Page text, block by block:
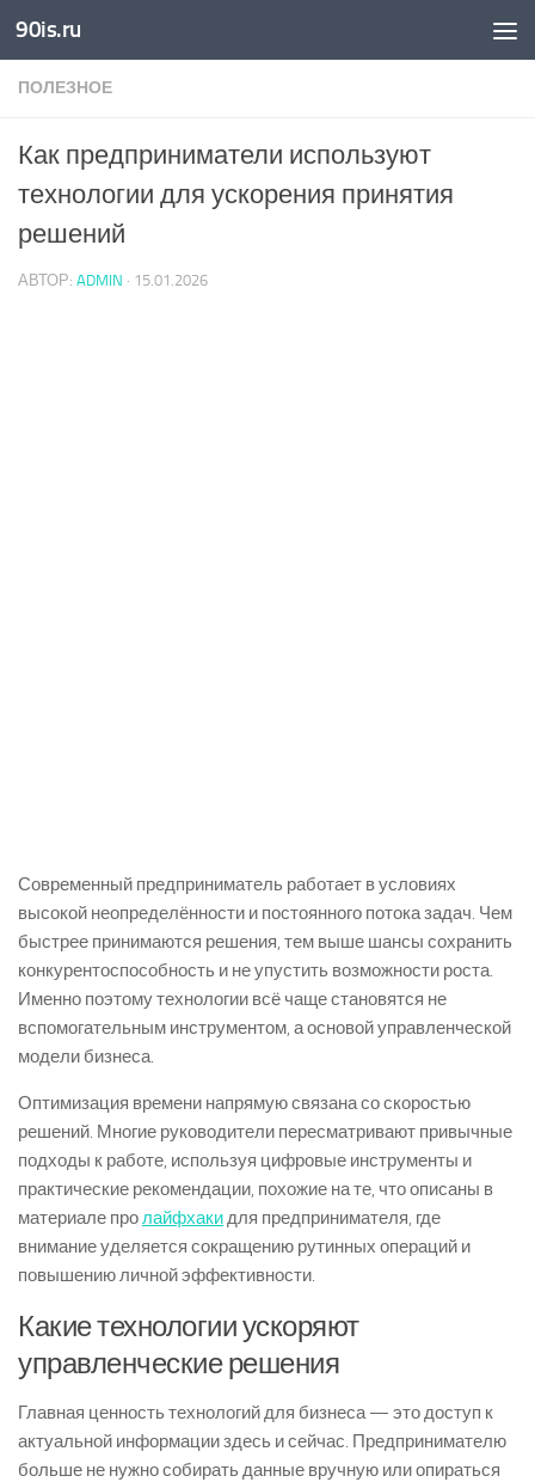
Skip to content
90is.ru
ПОЛЕЗНОЕ
Как предприниматели используют
технологии для ускорения принятия
решений
АВТОР: ADMIN · 15.01.2026
Современный предприниматель работает в условиях
высокой неопределённости и постоянного потока задач. Чем
быстрее принимаются решения, тем выше шансы сохранить
конкурентоспособность и не упустить возможности роста.
Именно поэтому технологии всё чаще становятся не
вспомогательным инструментом, а основой управленческой
модели бизнеса.
Оптимизация времени напрямую связана со скоростью
решений. Многие руководители пересматривают привычные
подходы к работе, используя цифровые инструменты и
практические рекомендации, похожие на те, что описаны в
материале пролайфхакидля предпринимателя, где
внимание уделяется сокращению рутинных операций и
повышению личной эффективности.
Какие технологии ускоряют
управленческие решения
Главная ценность технологий для бизнеса — это доступ к
актуальной информации здесь и сейчас. Предпринимателю
больше не нужно собирать данные вручную или опираться